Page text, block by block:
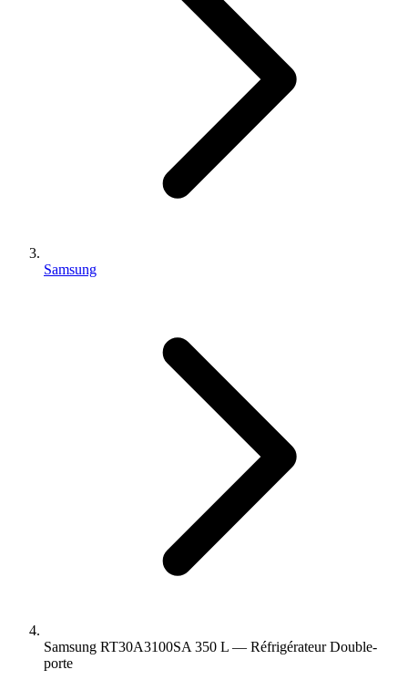
Samsung
Samsung RT30A3100SA 350 L — Réfrigérateur Double-
porte